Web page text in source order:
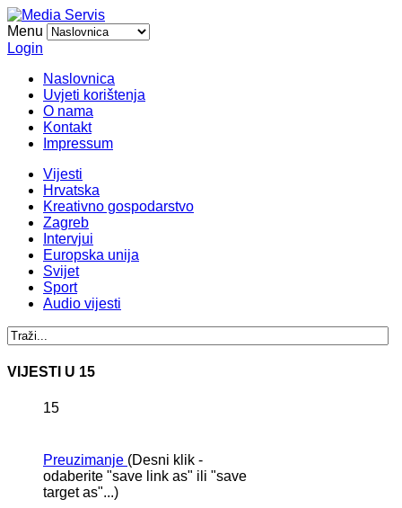
Menu
Login
Naslovnica
Uvjeti korištenja
O nama
Kontakt
Impressum
Vijesti
Hrvatska
Kreativno gospodarstvo
Zagreb
Intervjui
Europska unija
Svijet
Sport
Audio vijesti
VIJESTI U 15
15
Preuzimanje (Desni klik -
odaberite "save link as" ili "save
target as"...)